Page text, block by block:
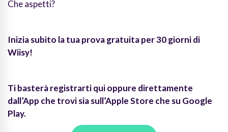
Che aspetti?
Inizia subito la tua prova gratuita per 30 giorni di
Wiisy!
Ti basterà registrarti qui oppure direttamente
dall’App che trovi sia sull’Apple Store che su Google
Play.